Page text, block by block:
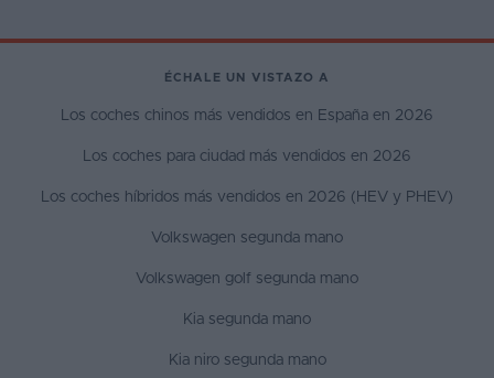
ÉCHALE UN VISTAZO A
Los coches chinos más vendidos en España en 2026
Los coches para ciudad más vendidos en 2026
Los coches híbridos más vendidos en 2026 (HEV y PHEV)
Volkswagen segunda mano
Volkswagen golf segunda mano
Kia segunda mano
Kia niro segunda mano